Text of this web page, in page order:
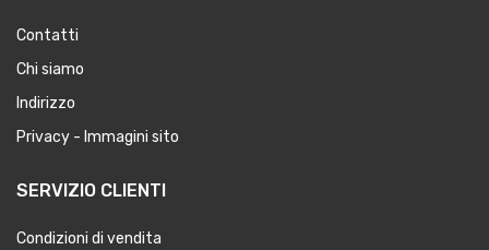
Contatti
Chi siamo
Indirizzo
Privacy - Immagini sito
SERVIZIO CLIENTI
Condizioni di vendita